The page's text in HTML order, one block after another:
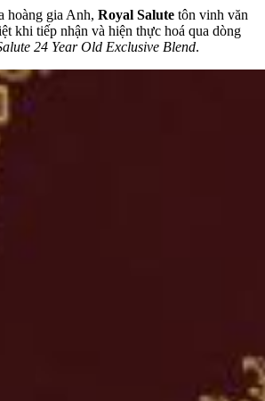
hoàng gia Anh, Royal Salute tôn vinh văn
khi tiếp nhận và hiện thực hoá qua dòng
24 Year Old Exclusive Blend.